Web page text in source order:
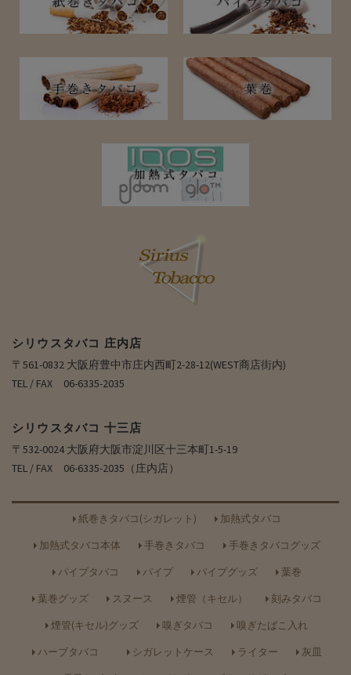
シリウスタバコ 庄内店
〒561-0832 大阪府豊中市庄内西町2-28-12(WEST商店街内)
TEL / FAX 06-6335-2035
シリウスタバコ 十三店
〒532-0024 大阪府大阪市淀川区十三本町1-5-19
TEL / FAX 06-6335-2035（庄内店）
紙巻きタバコ(シガレット)
加熱式タバコ
加熱式タバコ本体
手巻きタバコ
手巻きタバコグッズ
パイプタバコ
パイプ パイプグッズ
葉巻
葉巻グッズ
スヌース 煙管（キセル）
刻みタバコ
煙管(キセル)グッズ
嗅ぎタバコ
嗅ぎたばこ入れ
ハーブタバコ
シガレットケース ライター
灰皿